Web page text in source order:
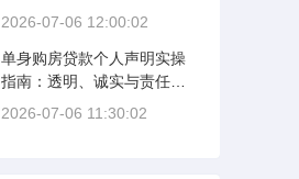
旅程
2026-07-06 12:00:02
单身购房贷款个人声明实操
指南：透明、诚实与责任并
重
2026-07-06 11:30:02